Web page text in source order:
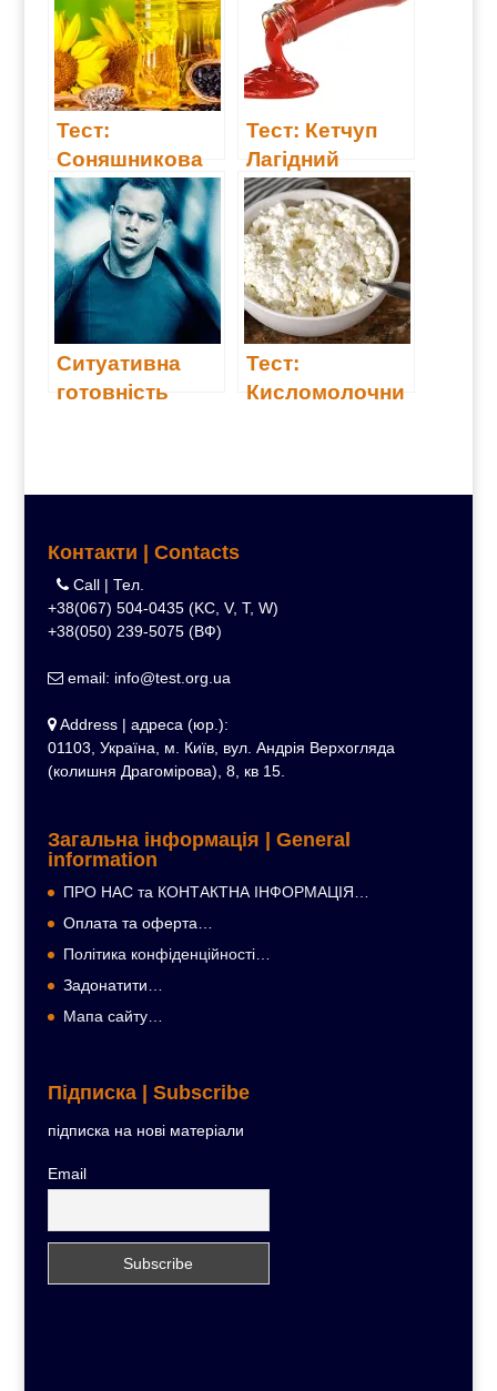
Тест:
Соняшникова
олія
Тест: Кетчуп
Лагідний
Ситуативна
готовність
Тест:
Кисломолочни
Контакти | Contacts
Call | Тел.
+38(067) 504-0435 (KC, V, T, W)
+38(050) 239-5075 (ВФ)
email: info@test.org.ua
Address | адреса (юр.):
01103, Україна, м. Київ, вул. Андрія Верхогляда
(колишня Драгомірова), 8, кв 15.
Загальна інформація | General
information
ПРО НАС та КОНТАКТНА ІНФОРМАЦІЯ…
Оплата та оферта…
Політика конфіденційності…
Задонатити…
Мапа сайту…
Підписка | Subscribe
підписка на нові матеріали
Email